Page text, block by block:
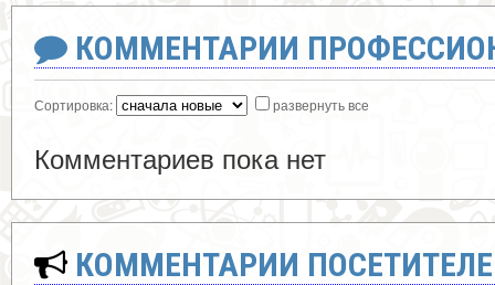
КОММЕНТАРИИ
Сортировка: развернуть все
Комментариев пока нет
КОММЕНТАРИИ